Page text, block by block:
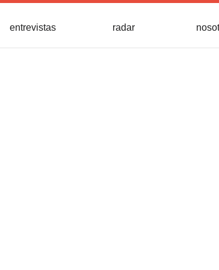
entrevistas radar